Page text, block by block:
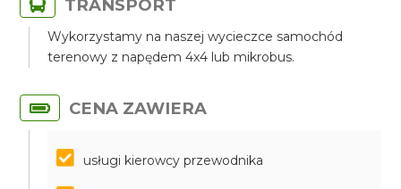
TRANSPORT
Wykorzystamy na naszej wycieczce samochód
terenowy z napędem 4x4 lub mikrobus.
CENA ZAWIERA
usługi kierowcy przewodnika